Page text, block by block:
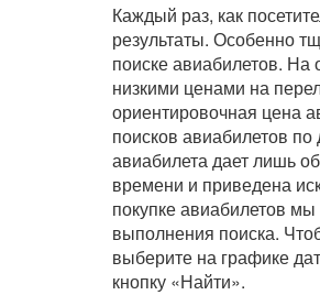
Каждый раз, как
результаты. Особенно
поиске авиабилетов.
низкими ценами на
ориентировочная цена
поисков авиабилетов
авиабилета дает лишь
времени и приведена
покупке авиабилетов
выполнения поиска.
выберите на графике
кнопку «Найти».